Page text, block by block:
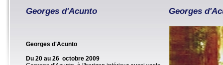
Georges d'Acunto
Georges d'Acunto
Du 20 au 26 octobre 2009
Georges